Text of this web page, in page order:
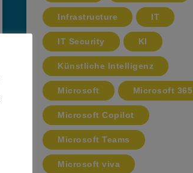
Infrastructure IT
IT Security KI
Künstliche Intelligenz
Microsoft Microsoft 365
Microsoft Copilot
Microsoft Teams
Microsoft viva